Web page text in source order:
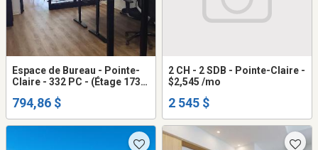
Espace de Bureau - Pointe-
Claire - 332 PC - (Étage 173)
794,86 $
2 CH - 2 SDB - Pointe-Claire -
$2,545 /mo
2 545 $